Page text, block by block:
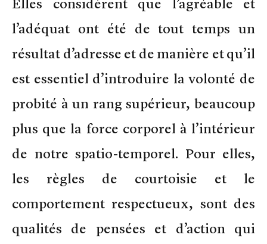
Elles considèrent que l’agréable et
l’adéquat ont été de tout temps un
résultat d’adresse et de manière et qu’il
est essentiel d’introduire la volonté de
probité à un rang supérieur, beaucoup
plus que la force corporel à l’intérieur
de notre spatio-temporel. Pour elles,
les règles de courtoisie et le
comportement respectueux, sont des
qualités de pensées et d’action qui